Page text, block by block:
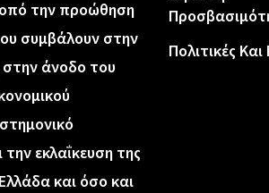
την προώθηση
συμβάλουν στην
άνοδο του
εκλαΐκευση της
και όσο και
Πολιτικές